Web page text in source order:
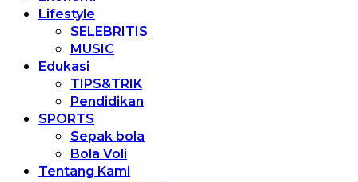
Lifestyle
SELEBRITIS
MUSIC
Edukasi
TIPS&TRIK
Pendidikan
SPORTS
Sepak bola
Bola Voli
Tentang Kami